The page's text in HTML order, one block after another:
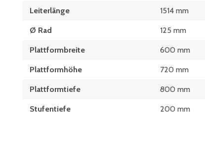
Leiterlänge 1514 mm
Ø Rad 125 mm
Plattformbreite 600 mm
Plattformhöhe 720 mm
Plattformtiefe 800 mm
Stufentiefe 200 mm